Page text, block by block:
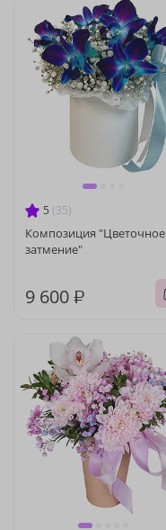
5 (35)
Композиция "Цветочное
затмение"
9 600 ₽